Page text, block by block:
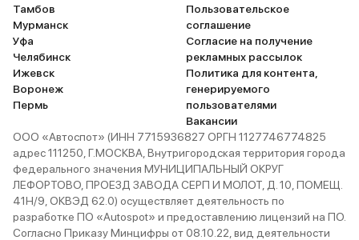
скорее всего в животе. Все
остальное можно легко поменять
даже стойки. Ну или купить что-
то другое. В остальном машинка
супер-пупер, как и говорил. И
ничего с раздаткой, рулевой
рейкой и КПП. Есть небольшие
сверчки, но обычный человек и не
заметит, это не балалайка. Все
враки. Я рад и доволен.
Тамбов
Мурманск
Уфа
Челябинск
Ижевск
Воронеж
Пермь
Пользовательское
соглашение
Согласие на получение
рекламных рассылок
Политика для контента,
генерируемого
пользователями
Вакансии
ООО «Автоспот» (ИНН 7715936827 ОРГН 1127746774825
адрес 111250, Г.МОСКВА, Внутригородская территория города
федерального значения МУНИЦИПАЛЬНЫЙ ОКРУГ
ЛЕФОРТОВО, ПРОЕЗД ЗАВОДА СЕРП И МОЛОТ, Д. 10, ПОМЕЩ.
41Н/9, ОКВЭД 62.0) осуществляет деятельность по
разработке ПО «Autospot» и предоставлению лицензий на ПО.
Согласно Приказу Минцифры от 08.10.22, вид деятельности